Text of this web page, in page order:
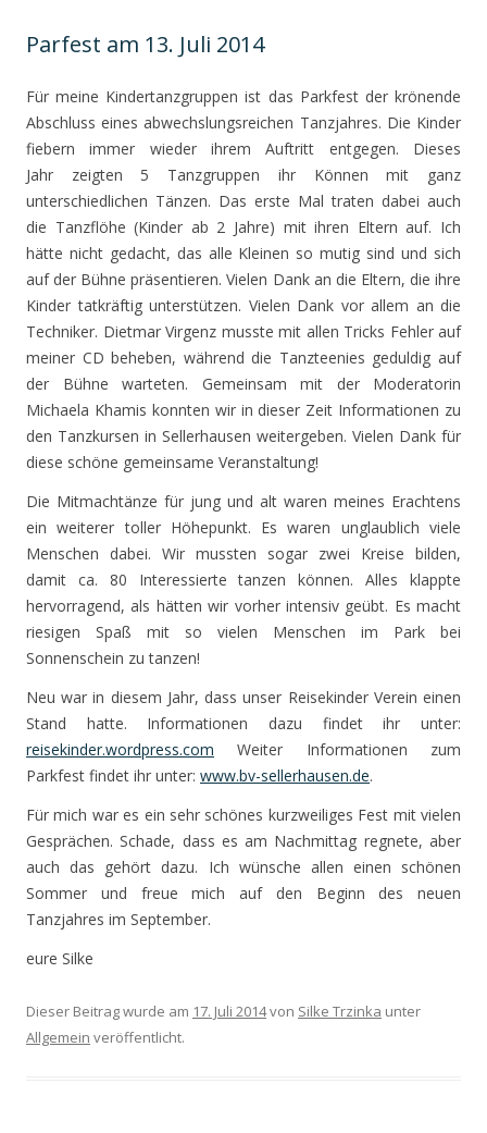
Parfest am 13. Juli 2014
Für meine Kindertanzgruppen ist das Parkfest der krönende
Abschluss eines abwechslungsreichen Tanzjahres. Die Kinder
fiebern immer wieder ihrem Auftritt entgegen. Dieses
Jahr zeigten 5 Tanzgruppen ihr Können mit ganz
unterschiedlichen Tänzen. Das erste Mal traten dabei auch
die Tanzflöhe (Kinder ab 2 Jahre) mit ihren Eltern auf. Ich
hätte nicht gedacht, das alle Kleinen so mutig sind und sich
auf der Bühne präsentieren. Vielen Dank an die Eltern, die ihre
Kinder tatkräftig unterstützen. Vielen Dank vor allem an die
Techniker. Dietmar Virgenz musste mit allen Tricks Fehler auf
meiner CD beheben, während die Tanzteenies geduldig auf
der Bühne warteten. Gemeinsam mit der Moderatorin
Michaela Khamis konnten wir in dieser Zeit Informationen zu
den Tanzkursen in Sellerhausen weitergeben. Vielen Dank für
diese schöne gemeinsame Veranstaltung!
Die Mitmachtänze für jung und alt waren meines Erachtens
ein weiterer toller Höhepunkt. Es waren unglaublich viele
Menschen dabei. Wir mussten sogar zwei Kreise bilden,
damit ca. 80 Interessierte tanzen können. Alles klappte
hervorragend, als hätten wir vorher intensiv geübt. Es macht
riesigen Spaß mit so vielen Menschen im Park bei
Sonnenschein zu tanzen!
Neu war in diesem Jahr, dass unser Reisekinder Verein einen
Stand hatte. Informationen dazu findet ihr unter:
reisekinder.wordpress.com Weiter Informationen zum
Parkfest findet ihr unter: www.bv-sellerhausen.de.
Für mich war es ein sehr schönes kurzweiliges Fest mit vielen
Gesprächen. Schade, dass es am Nachmittag regnete, aber
auch das gehört dazu. Ich wünsche allen einen schönen
Sommer und freue mich auf den Beginn des neuen
Tanzjahres im September.
eure Silke
Dieser Beitrag wurde am 17. Juli 2014von Silke Trzinka unter
Allgemein veröffentlicht.